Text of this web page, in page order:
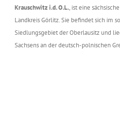
Krauschwitz i.d. O.L., ist eine
Landkreis Görlitz. Sie befindet sich im
Siedlungsgebiet der Oberlausitz und
Sachsens an der deutsch-polnischen